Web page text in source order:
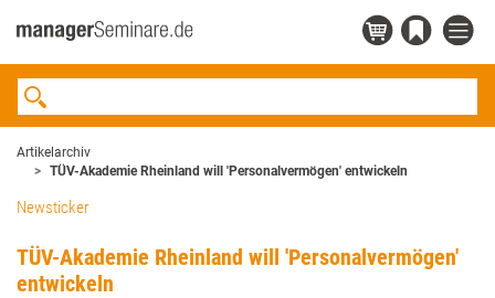
Artikelarchiv
TÜV-Akademie Rheinland will 'Personalvermögen' entwickeln
Newsticker
TÜV-Akademie Rheinland will 'Personalvermögen'
entwickeln